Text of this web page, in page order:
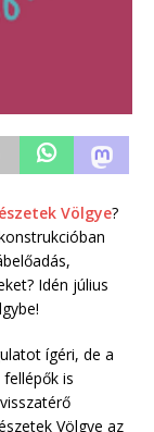
Völgye?
Idén július
ígéri, de a
is
Völgye az